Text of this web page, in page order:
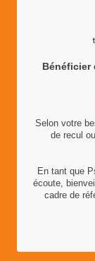
Bénéficier
Selon votre
de recul
En tant que
écoute,
cadre de